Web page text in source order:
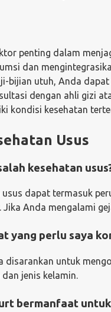
penting dalam
dan
bijian utuh, Anda
dengan ahli gizi
kondisi kesehatan
Usus
kesehatan
usus dapat termasuk
Jika Anda mengalami
yang perlu saya
disarankan untuk
jenis kelamin.
bermanfaat